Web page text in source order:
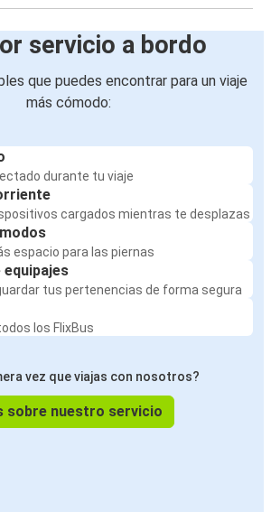
servicio a bordo
que puedes encontrar para un viaje
más cómodo:
durante tu viaje
cargados mientras te desplazas
espacio para las piernas
equipajes
tus pertenencias de forma segura
los FlixBus
vez que viajas con nosotros?
sobre nuestro servicio